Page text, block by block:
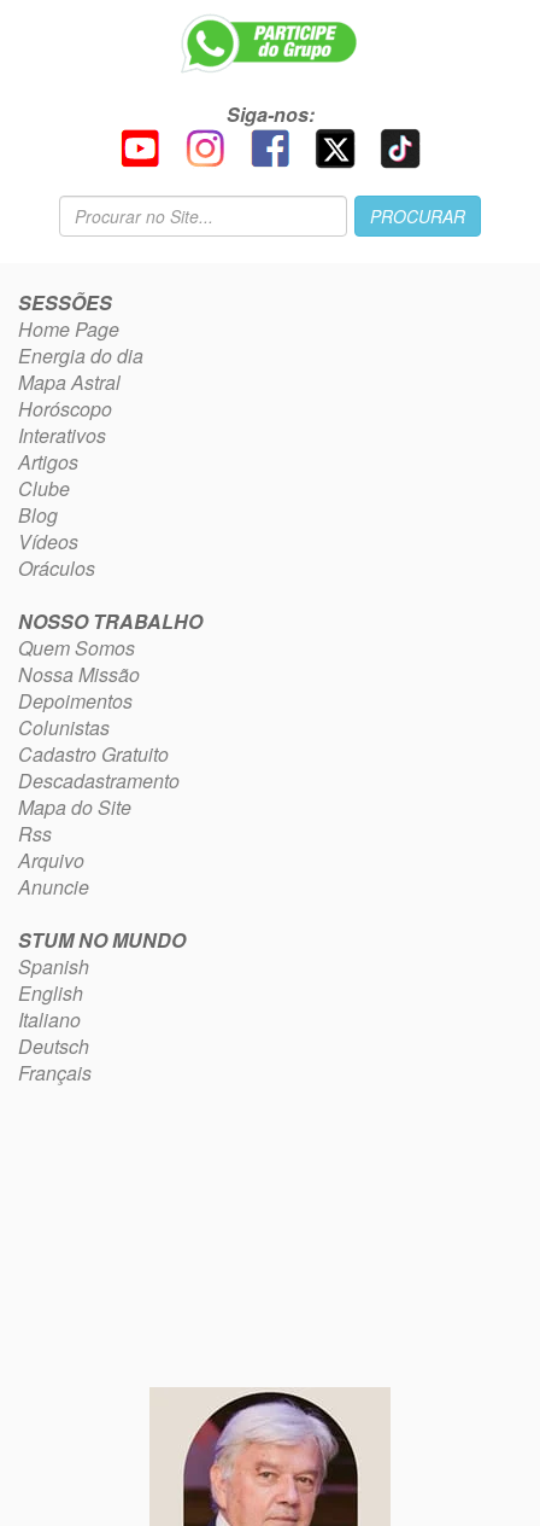
Siga-nos:
SESSÕES
Home Page
Energia do dia
Mapa Astral
Horóscopo
Interativos
Artigos
Clube
Blog
Vídeos
Oráculos
NOSSO TRABALHO
Quem Somos
Nossa Missão
Depoimentos
Colunistas
Cadastro Gratuito
Descadastramento
Mapa do Site
Rss
Arquivo
Anuncie
STUM NO MUNDO
Spanish
English
Italiano
Deutsch
Français